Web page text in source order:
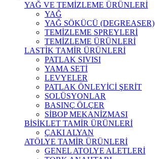
YAĞ VE TEMİZLEME ÜRÜNLERİ
YAĞ
YAĞ SÖKÜCÜ (DEGREASER)
TEMİZLEME SPREYLERİ
TEMİZLEME ÜRÜNLERİ
LASTİK TAMİR ÜRÜNLERİ
PATLAK SIVISI
YAMA SETİ
LEVYELER
PATLAK ÖNLEYİCİ ŞERİT
SOLÜSYONLAR
BASINÇ ÖLÇER
SİBOP MEKANİZMASI
BİSİKLET TAMİR ÜRÜNLERİ
ÇAKI ALYAN
ATÖLYE TAMİR ÜRÜNLERİ
GENEL ATOLYE ALETLERİ